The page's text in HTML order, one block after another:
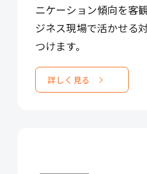
ニケーション傾向を客
ジネス現場で活かせる
つけます。
詳しく見る